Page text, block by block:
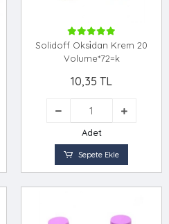
Solidoff Oksi̇dan Krem 20
Volume*72=k
10,35 TL
Adet
Sepete Ekle